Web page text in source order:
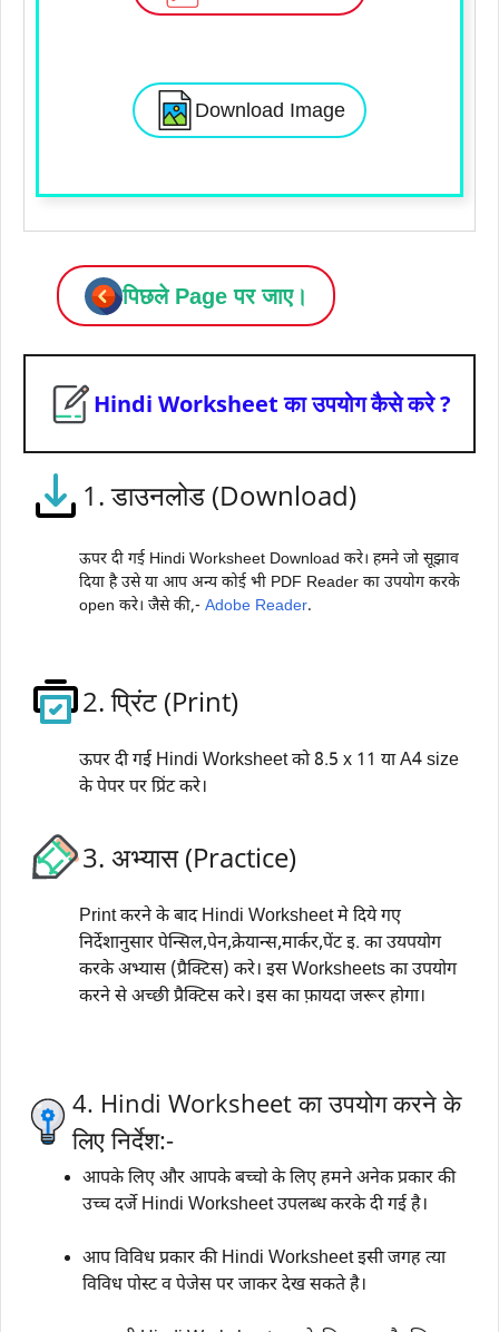
Download Image
पिछले Page पर जाए।
Hindi Worksheet का उपयोग कैसे करे ?
1. डाउनलोड (Download)
ऊपर दी गई Hindi Worksheet Download करे। हमने जो सूझाव
दिया है उसे या आप अन्य कोई भी PDF Reader का उपयोग करके
open करे। जैसे की,- Adobe Reader.
2. प्रिंट (Print)
ऊपर दी गई Hindi Worksheet को 8.5 x 11 या A4 size
के पेपर पर प्रिंट करे।
3. अभ्यास (Practice)
Print करने के बाद Hindi Worksheet मे दिये गए
निर्देशानुसार पेन्सिल,पेन,क्रेयान्स,मार्कर,पेंट इ. का उयपयोग
करके अभ्यास (प्रैक्टिस) करे। इस Worksheets का उपयोग
करने से अच्छी प्रैक्टिस करे। इस का फ़ायदा जरूर होगा।
4. Hindi Worksheet का उपयोग करने के
लिए निर्देश:-
आपके लिए और आपके बच्चो के लिए हमने अनेक प्रकार की
उच्च दर्जे Hindi Worksheet उपलब्ध करके दी गई है।
आप विविध प्रकार की Hindi Worksheet इसी जगह त्या
विविध पोस्ट व पेजेस पर जाकर देख सकते है।